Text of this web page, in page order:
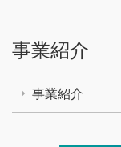
事業紹介
事業紹介